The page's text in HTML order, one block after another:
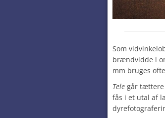
Som
brændvidde i
mm bruges
Tele går tættere
fås i et utal af